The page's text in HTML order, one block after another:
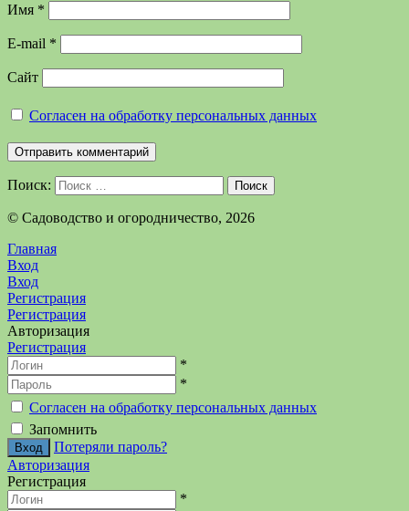
Имя *
E-mail *
Сайт
Согласен на обработку персональных данных
Поиск: Поиск
©️ Садоводство и огородничество, 2026
Главная
Вход
Вход
Регистрация
Регистрация
Авторизация
Регистрация
*
*
Согласен на обработку персональных данных
Запомнить
Потеряли пароль?
Авторизация
Регистрация
*